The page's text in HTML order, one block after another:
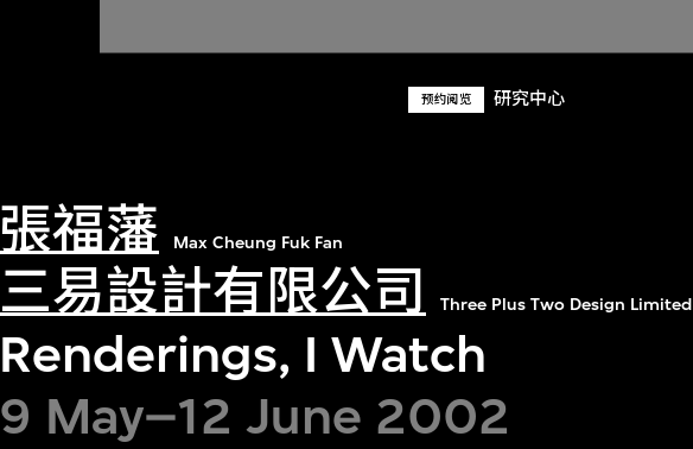
预约阅览 研究中心
張福藩 Max Cheung Fuk Fan
三易設計有限公司 Three Plus Two Design Limited
Renderings, I Watch
9 May–12 June 2002